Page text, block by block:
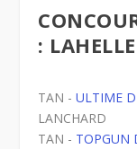
:
TAN -ULTIME
LANCHARD
TAN - TOPGUN